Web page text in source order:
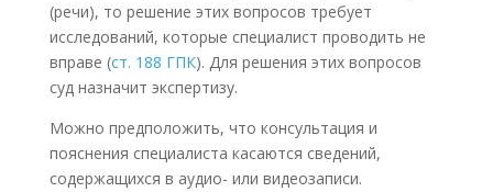
(речи), то решение этих вопросов требует
исследований, которые специалист проводить не
вправе (ст. 188 ГПК). Для решения этих вопросов
суд назначит экспертизу.
Можно предположить, что консультация и
пояснения специалиста касаются сведений,
содержащихся в аудио- или видеозаписи.